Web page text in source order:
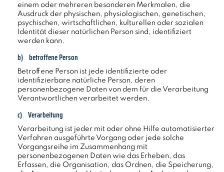
einem oder mehreren besonderen Merkmalen, die
Ausdruck der physischen, physiologischen, genetischen,
psychischen, wirtschaftlichen, kulturellen oder sozialen
Identität dieser natürlichen Person sind, identifiziert
werden kann.
b) betroffene Person
Betroffene Person ist jede identifizierte oder
identifizierbare natürliche Person, deren
personenbezogene Daten von dem für die Verarbeitung
Verantwortlichen verarbeitet werden.
c) Verarbeitung
Verarbeitung ist jeder mit oder ohne Hilfe automatisierter
Verfahren ausgeführte Vorgang oder jede solche
Vorgangsreihe im Zusammenhang mit
personenbezogenen Daten wie das Erheben, das
Erfassen, die Organisation, das Ordnen, die Speicherung,